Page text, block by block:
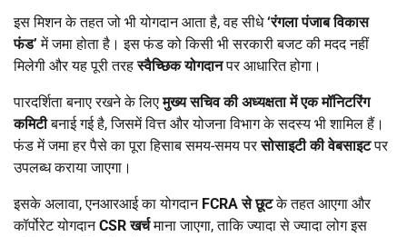
इस मिशन के तहत जो भी योगदान आता है, वह सीधे‘रंगला पंजाब विकास
फंड’ में जमा होता है। इस फंड को किसी भी सरकारी बजट की मदद नहीं
मिलेगी और यह पूरी तरहस्वैच्छिक योगदानपर आधारित होगा।
पारदर्शिता बनाए रखने के लिएमुख्य सचिव की अध्यक्षता में एक मॉनिटरिंग
कमिटीबनाई गई है, जिसमें वित्त और योजना विभाग के सदस्य भी शामिल हैं।
फंड में जमा हर पैसे का पूरा हिसाब समय-समय परसोसाइटी की वेबसाइटपर
उपलब्ध कराया जाएगा।
इसके अलावा, एनआरआई का योगदान FCRAसे छूटके तहत आएगा और
कॉर्पोरेट योगदानCSRखर्चमाना जाएगा, ताकि ज्यादा से ज्यादा लोग इस